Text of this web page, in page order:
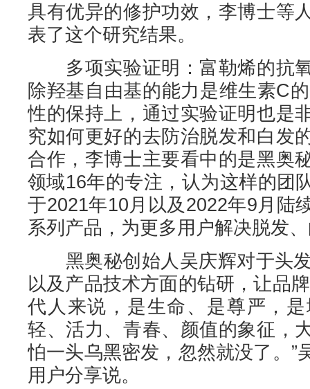
具有优异的修护功效，李博士等
表了这个研究结果。
多项实验证明：富勒烯的抗
除羟基自由基的能力是维生素C
性的保持上，通过实验证明也是
究如何更好的去防治脱发和白发
合作，李博士主要看中的是黑奥
领域16年的专注，认为这样的团
于2021年10月以及2022年9月陆
系列产品，为更多用户解决脱发
黑奥秘创始人吴庆辉对于头发
以及产品技术方面的钻研，让品
代人来说，是生命、是尊严，
轻、活力、青春、颜值的象征，
怕一头乌黑密发，忽然就没了。”
用户分享说。